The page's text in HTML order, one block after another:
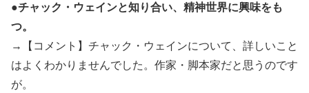
●チャック・ウェインと知り合い、精神世界に興味をも
つ。
→【コメント】チャック・ウェインについて、詳しいこと
はよくわかりませんでした。作家・脚本家だと思うのです
が。